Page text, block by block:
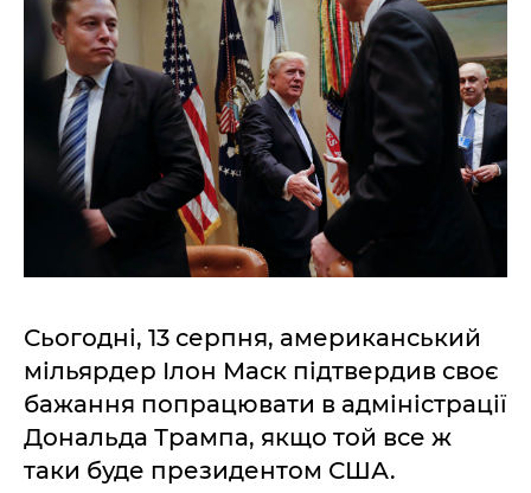
Сьогодні, 13 серпня, американський
мільярдер Ілон Маск підтвердив своє
бажання попрацювати в адміністрації
Дональда Трампа, якщо той все ж
таки буде президентом США.